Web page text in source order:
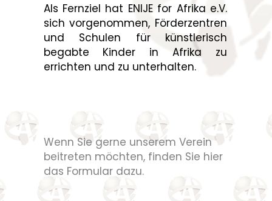
Als Fernziel hat ENIJE for Afrika e.V.
sich vorgenommen, Förderzentren
und Schulen für künstlerisch
begabte Kinder in Afrika zu
errichten und zu unterhalten.
Wenn Sie gerne unserem Verein
beitreten möchten, finden Sie hier
das Formulardazu.